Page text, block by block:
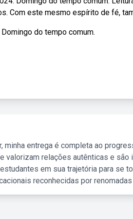
Com este mesmo espírito de fé,
do tempo comum.
minha entrega é completa ao
valorizam relações autênticas e
em sua trajetória para se
reconhecidas por